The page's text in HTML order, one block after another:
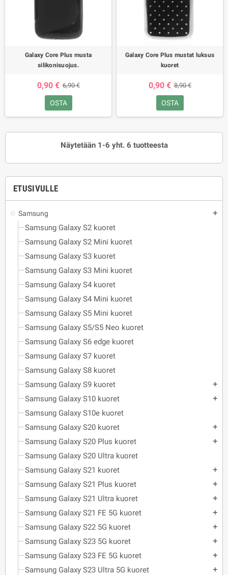
ETUSIVULLE
Samsung add
Samsung Galaxy S2 kuoret
Samsung Galaxy S2 Mini kuoret
Samsung Galaxy S3 kuoret
Samsung Galaxy S3 Mini kuoret
Samsung Galaxy S4 kuoret
Samsung Galaxy S4 Mini kuoret
Samsung Galaxy S5 Mini kuoret
Samsung Galaxy S5/S5 Neo kuoret
Samsung Galaxy S6 edge kuoret
Samsung Galaxy S7 kuoret
Samsung Galaxy S8 kuoret
Samsung Galaxy S9 kuoret
add
Samsung Galaxy S10 kuoret add
Samsung Galaxy S10e kuoret
Samsung Galaxy S20 kuoret
add
Samsung Galaxy S20 Plus kuoret add
Samsung Galaxy S20 Ultra kuoret
Samsung Galaxy S21 kuoret
add
Samsung Galaxy S21 Plus kuoret add
Samsung Galaxy S21 Ultra kuoret add
Samsung Galaxy S21 FE 5G kuoret add
Samsung Galaxy S22 5G kuoret add
Samsung Galaxy S23 5G kuoret add
Samsung Galaxy S23 FE 5G kuoret add
Samsung Galaxy S23 Ultra 5G kuoret add
Galaxy Core Plus musta
silikonisuojus.
0,90 € 6,90 €
OSTA
Galaxy Core Plus mustat luksus
kuoret
0,90 € 8,90 €
OSTA
Näytetään 1-6 yht. 6 tuotteesta